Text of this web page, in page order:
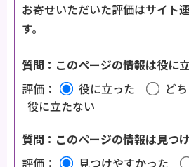
お寄せいただいた評価はサイト
す。
質問：このページの情報は役に
評価：
役に立った
ど
役に立たない
質問：このページの情報は見つ
評価：
見つけやすかった